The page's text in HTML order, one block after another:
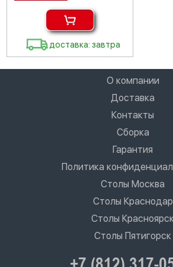
доставка: завтра
О компании
Доставка
Контакты
Сборка
Гарантия
Политика
Столы Москва
Столы Краснодар
Столы
Столы Пятигорск